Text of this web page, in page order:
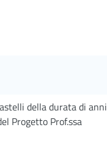
della durata di anni
Progetto Prof.ssa